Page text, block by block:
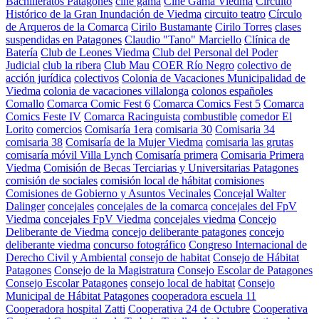
Histórico de la Gran Inundación de Viedma circuito teatro Círculo
de Arqueros de la Comarca Cirilo Bustamante Cirilo Torres clases
suspendidas en Patagones Claudio "Tano" Marciello Clínica de
Batería Club de Leones Viedma Club del Personal del Poder
Judicial club la ribera Club Mau COER Río Negro colectivo de
acción jurídica colectivos Colonia de Vacaciones Municipalidad de
Viedma colonia de vacaciones villalonga colonos españoles
Comallo Comarca Comic Fest 6 Comarca Comics Fest 5 Comarca
Comics Feste IV Comarca Racinguista combustible comedor El
Lorito comercios Comisaría 1era comisaria 30 Comisaria 34
comisaria 38 Comisaría de la Mujer Viedma comisaria las grutas
comisaría móvil Villa Lynch Comisaría primera Comisaria Primera
Viedma Comisión de Becas Terciarias y Universitarias Patagones
comisión de sociales comisión local de hábitat comisiones
Comisiones de Gobierno y Asuntos Vecinales Concejal Walter
Dalinger concejales concejales de la comarca concejales del FpV
Viedma concejales FpV Viedma concejales viedma Concejo
Deliberante de Viedma concejo deliberante patagones concejo
deliberante viedma concurso fotográfico Congreso Internacional de
Derecho Civil y Ambiental consejo de habitat Consejo de Hábitat
Patagones Consejo de la Magistratura Consejo Escolar de Patagones
Consejo Escolar Patagones consejo local de habitat Consejo
Municipal de Hábitat Patagones cooperadora escuela 11
Cooperadora hospital Zatti Cooperativa 24 de Octubre Cooperativa